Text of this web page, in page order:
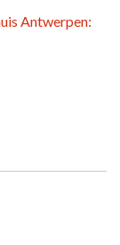
Antwerpen: